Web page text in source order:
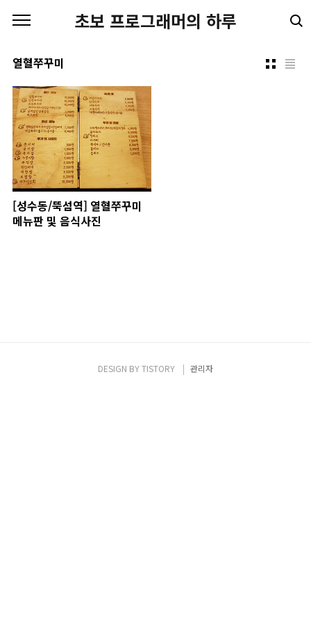
초보 프로그래머의 하루
열혈쭈꾸미
[성수동/뚝섬역] 열혈쭈꾸미
메뉴판 및 음식사진
DESIGN BYTISTORY 관리자